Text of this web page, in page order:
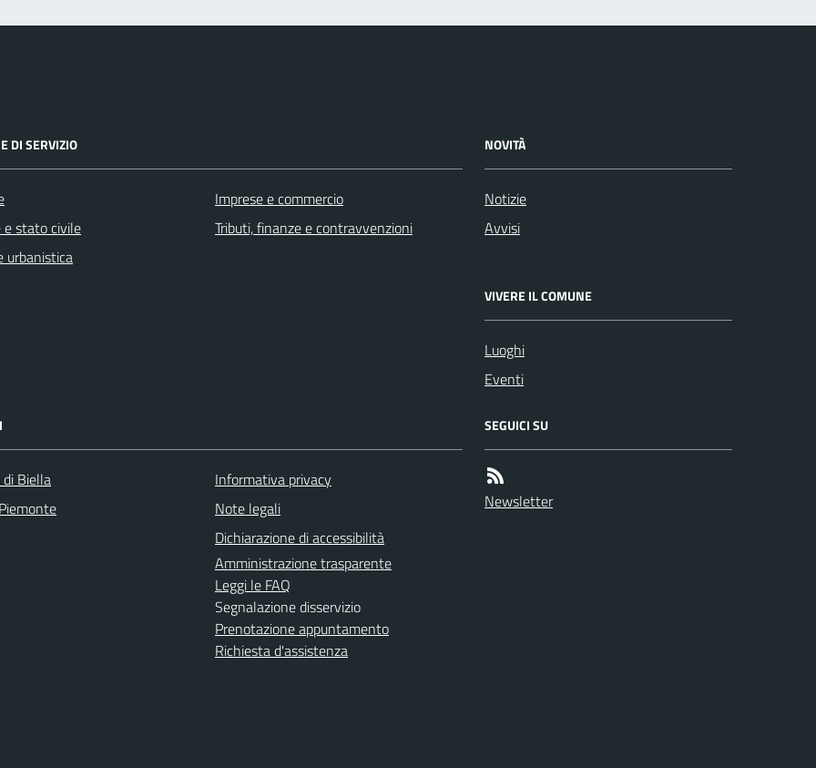
DI SERVIZIO
e stato civile
urbanistica
Imprese e commercio
Tributi, finanze e contravvenzioni
NOVITÀ
Notizie
Avvisi
VIVERE IL COMUNE
Luoghi
Eventi
Biella
Informativa privacy
Note legali
Dichiarazione di accessibilità
Amministrazione trasparente
Leggi le FAQ
Segnalazione disservizio
Prenotazione appuntamento
Richiesta d'assistenza
SEGUICI SU
Newsletter